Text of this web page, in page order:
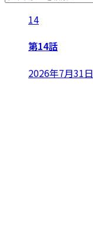
14
第14話
2026年7月31日